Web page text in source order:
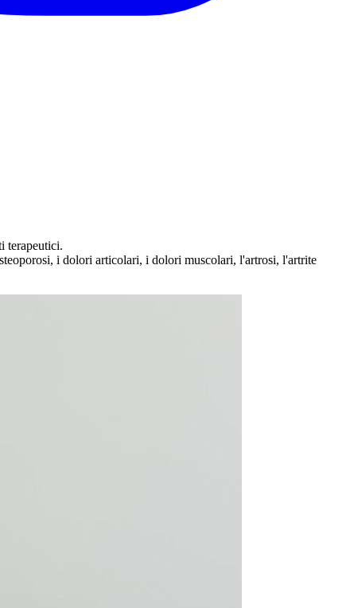
terapeutici.
i dolori articolari, i dolori muscolari, l'artrosi, l'artrite